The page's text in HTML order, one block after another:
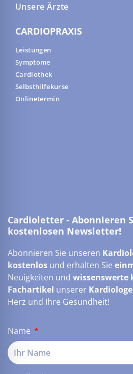
Unsere Ärzte
CARDIOPRAXIS
Leistungen
Symptome
Cardiothek
Selbsthilfekurse
Onlinetermin
Cardioletter - Abonnieren
kostenlosen Newsletter!
Abonnieren Sie unseren
kostenlos und erhalten Sie
Neuigkeiten und wissenswerte
Fachartikel unserer
Herz und Ihre Gesundheit!
Name